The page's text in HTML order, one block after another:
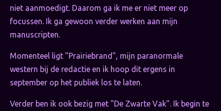
niet aanmoedigt. Daarom ga ik me er niet meer op
focussen. Ik ga gewoon verder werken aan mijn
manuscripten.
Momenteel ligt "Prairiebrand", mijn paranormale
western bij de redactie en ik hoop dit ergens in
september op het publiek los te laten.
Verder ben ik ook bezig met "De Zwarte Vak". Ik begin te